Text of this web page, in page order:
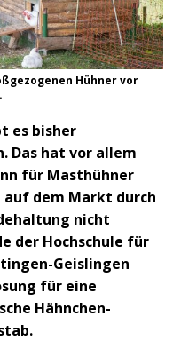
Hühner vor
es bisher
Das hat vor allem
für Masthühner
dem Markt durch
nicht
der Hochschule für
Geislingen
für eine
Hähnchen-